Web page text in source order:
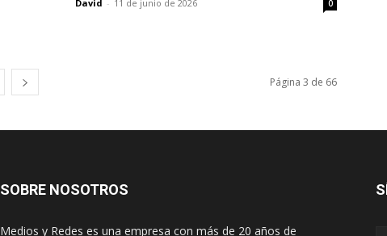
David - 11 de junio de 2026 0
Página 3 de 66
SOBRE NOSOTROS
Medios y Redes es una empresa con más de 20 años de